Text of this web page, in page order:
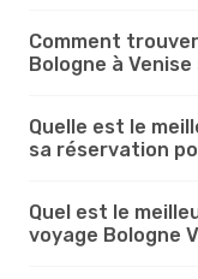
Comment
Bologne à
Quelle est le
sa réservation
Quel est le
voyage Bologne